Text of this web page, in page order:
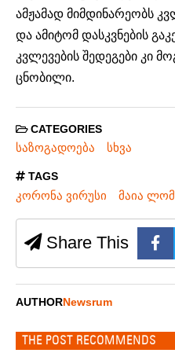
ამჟამად მიმდინარეობს
და ამიტომ დასკვნების
კვლევების შედეგები კი
ცნობილი.
CATEGORIES
საზოგადოება სხვა
TAGS
კორონა ვირუსი მაია
Share This
AUTHORNewsrum
THE POST RECOMMENDS